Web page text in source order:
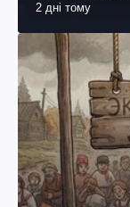
поранених
2 дні тому